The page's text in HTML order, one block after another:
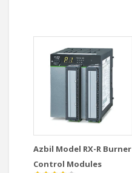
Azbil Model RX-R Burner
Control Modules